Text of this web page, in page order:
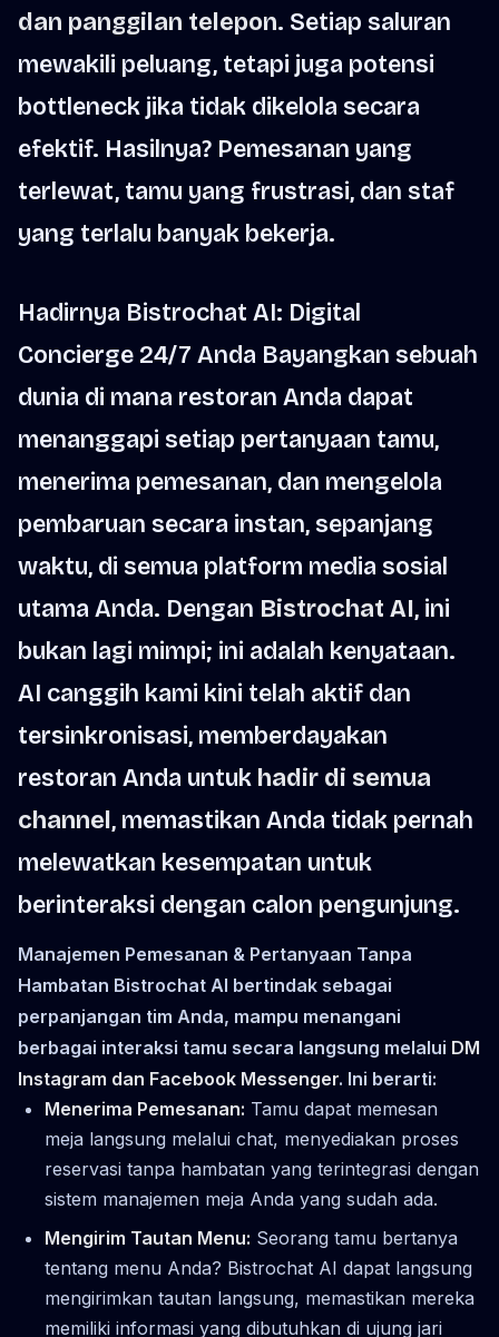
dan panggilan telepon. Setiap saluran
mewakili peluang, tetapi juga potensi
bottleneck jika tidak dikelola secara
efektif. Hasilnya? Pemesanan yang
terlewat, tamu yang frustrasi, dan staf
yang terlalu banyak bekerja.
Hadirnya Bistrochat AI: Digital
Concierge 24/7 Anda Bayangkan sebuah
dunia di mana restoran Anda dapat
menanggapi setiap pertanyaan tamu,
menerima pemesanan, dan mengelola
pembaruan secara instan, sepanjang
waktu, di semua platform media sosial
utama Anda. Dengan Bistrochat AI, ini
bukan lagi mimpi; ini adalah kenyataan.
AI canggih kami kini telah aktif dan
tersinkronisasi, memberdayakan
restoran Anda untuk hadir di semua
channel, memastikan Anda tidak pernah
melewatkan kesempatan untuk
berinteraksi dengan calon pengunjung.
Manajemen Pemesanan & Pertanyaan Tanpa
Hambatan Bistrochat AI bertindak sebagai
perpanjangan tim Anda, mampu menangani
berbagai interaksi tamu secara langsung melalui DM
Instagram dan Facebook Messenger. Ini berarti:
Menerima Pemesanan: Tamu dapat memesan
meja langsung melalui chat, menyediakan proses
reservasi tanpa hambatan yang terintegrasi dengan
sistem manajemen meja Anda yang sudah ada.
Mengirim Tautan Menu: Seorang tamu bertanya
tentang menu Anda? Bistrochat AI dapat langsung
mengirimkan tautan langsung, memastikan mereka
memiliki informasi yang dibutuhkan di ujung jari